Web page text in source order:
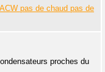
pas de chaud pas de
proches du